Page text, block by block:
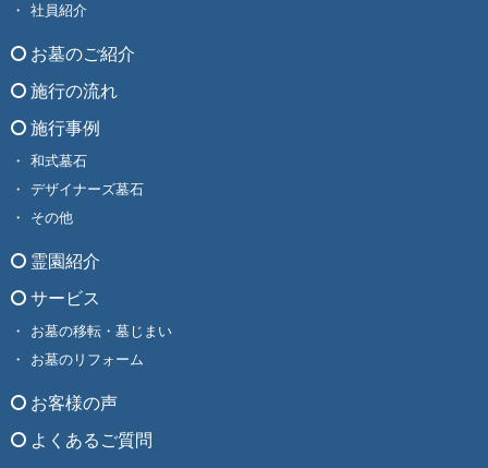
社員紹介
お墓のご紹介
施行の流れ
施行事例
和式墓石
デザイナーズ墓石
その他
霊園紹介
サービス
お墓の移転・墓じまい
お墓のリフォーム
お客様の声
よくあるご質問